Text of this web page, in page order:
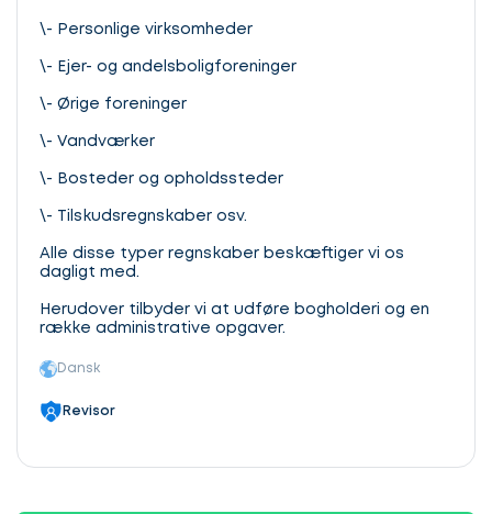
\- Personlige virksomheder
\- Ejer- og andelsboligforeninger
\- Ørige foreninger
\- Vandværker
\- Bosteder og opholdssteder
\- Tilskudsregnskaber osv.
Alle disse typer regnskaber beskæftiger vi os
dagligt med.
Herudover tilbyder vi at udføre bogholderi og en
række administrative opgaver.
Dansk
Revisor